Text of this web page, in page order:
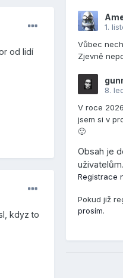
od lidí
kdyz to
1.
Vůbec
Zjevně
8.
V roce
jsem si v
🙂
Obsah je
uživatelům.
Registrace
Pokud již
prosím.